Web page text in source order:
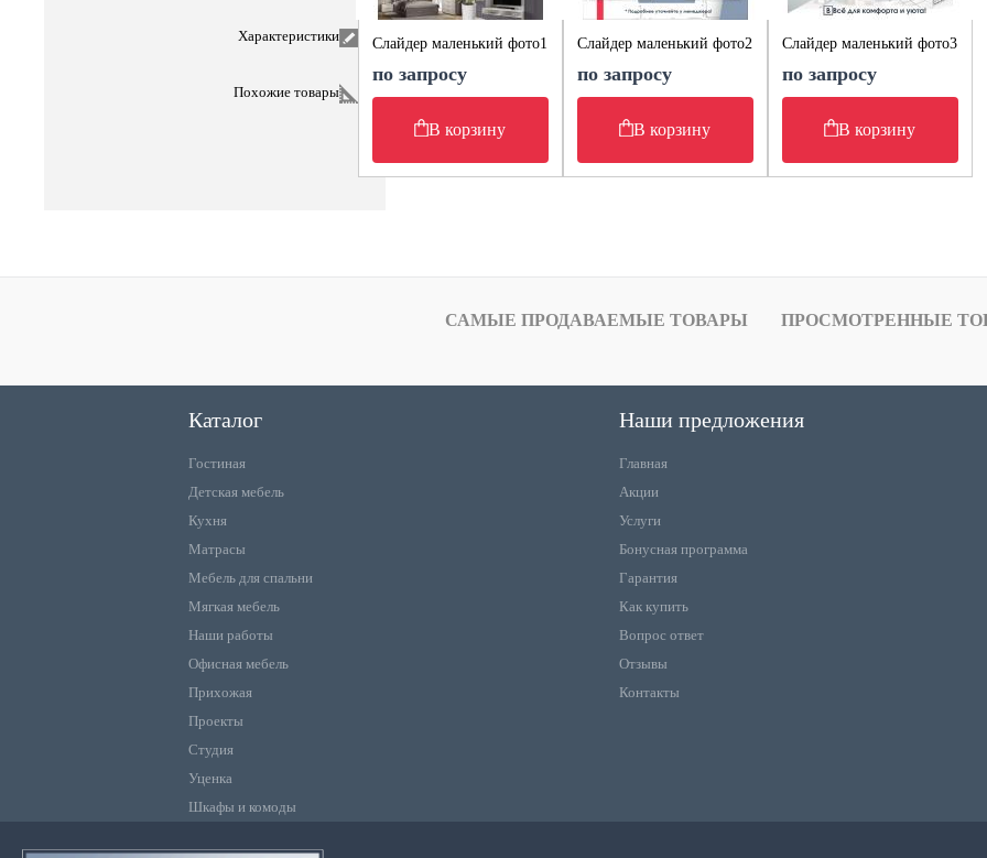
Характеристики
Похожие товары
Слайдер маленький фото1
по запросу
В корзину
Слайдер маленький фото2
по запросу
В корзину
Слайдер маленький фото3
по запросу
В корзину
САМЫЕ ПРОДАВАЕМЫЕ ТОВАРЫ ПРОСМОТРЕННЫЕ
Каталог
Гостиная
Детская мебель
Кухня
Матрасы
Мебель для спальни
Мягкая мебель
Наши работы
Офисная мебель
Прихожая
Проекты
Студия
Уценка
Шкафы и комоды
Наши предложения
Главная
Акции
Услуги
Бонусная программа
Гарантия
Как купить
Вопрос ответ
Отзывы
Контакты